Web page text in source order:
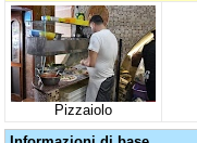
Pizzaiolo